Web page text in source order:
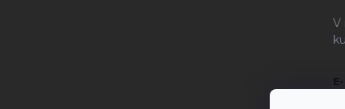
V